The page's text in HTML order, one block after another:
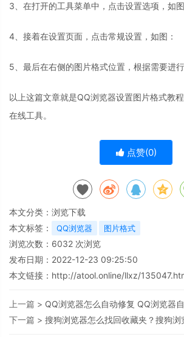
3、在打开的工具菜单中，点击设置选项，如图
4、接着在设置页面，点击常规设置，如图：
5、最后在右侧的图片格式位置，根据需要进
以上这篇文章就是QQ浏览器设置图片格式教
在线工具。
点赞(0)
本文分类： 浏览下载
本文标签：
QQ浏览器 图片格式
浏览次数： 6032 次浏览
发布日期：2022-12-23 09:25:50
本文链接： http://atool.online/llxz/
上一篇 > QQ浏览器怎么自动修复 QQ浏览器
下一篇 > 搜狗浏览器怎么找回收藏夹？搜狗